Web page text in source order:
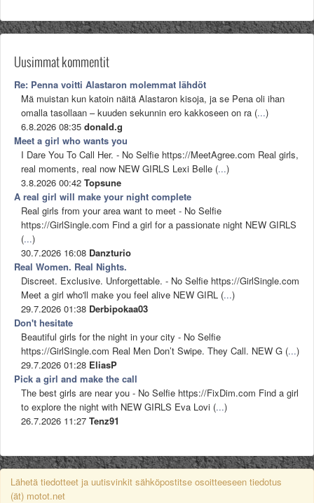
Uusimmat kommentit
Re: Penna voitti Alastaron molemmat lähdöt
Mä muistan kun katoin näitä Alastaron kisoja, ja se Pena oli ihan
omalla tasollaan – kuuden sekunnin ero kakkoseen on ra (...)
6.8.2026 08:35 donald.g
Meet a girl who wants you
I Dare You To Call Her. - No Selfie https://MeetAgree.com Real girls,
real moments, real now NEW GIRLS Lexi Belle (...)
3.8.2026 00:42 Topsune
A real girl will make your night complete
Real girls from your area want to meet - No Selfie
https://GirlSingle.com Find a girl for a passionate night NEW GIRLS
(...)
30.7.2026 16:08 Danzturio
Real Women. Real Nights.
Discreet. Exclusive. Unforgettable. - No Selfie https://GirlSingle.com
Meet a girl who'll make you feel alive NEW GIRL (...)
29.7.2026 01:38 Derbipokaa03
Don't hesitate
Beautiful girls for the night in your city - No Selfie
https://GirlSingle.com Real Men Don’t Swipe. They Call. NEW G (...)
29.7.2026 01:28 EliasP
Pick a girl and make the call
The best girls are near you - No Selfie https://FixDim.com Find a girl
to explore the night with NEW GIRLS Eva Lovi (...)
26.7.2026 11:27 Tenz91
Lähetä tiedotteet ja uutisvinkit sähköpostitse osoitteeseen tiedotus
(ät) motot.net